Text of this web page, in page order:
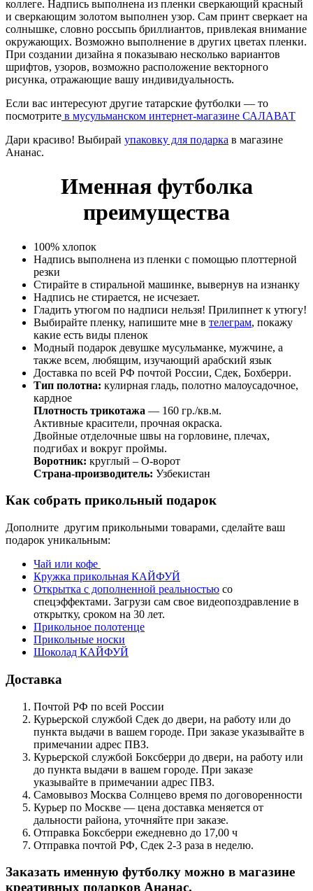
коллеге. Надпись выполнена из пленки сверкающий красный
и сверкающим золотом выполнен узор. Сам принт сверкает на
солнышке, словно россыпь бриллиантов, привлекая внимание
окружающих. Возможно выполнение в других цветах пленки.
При создании дизайна я показываю несколько вариантов
шрифтов, узоров, возможно расположение векторного
рисунка, отражающие вашу индивидуальность.
Если вас интересуют другие татарские футболки — то
посмотрите в мусульманском интернет-магазине САЛАВАТ
Дари красиво! Выбирай упаковку для подарка в магазине
Ананас.
Именная футболка
преимущества
100% хлопок
Надпись выполнена из пленки с помощью плоттерной
резки
Стирайте в стиральной машинке, вывернув на изнанку
Надпись не стирается, не исчезает.
Гладить утюгом по надписи нельзя! Прилипнет к утюгу!
Выбирайте пленку, напишите мне в телеграм, покажу
какие есть виды пленок
Модный подарок девушке мусульманке, мужчине, а
также всем, любящим, изучающий арабский язык
Доставка по всей РФ почтой России, Сдек, Бохберри.
Тип полотна: кулирная гладь, полотно малоусадочное,
кардное
Плотность трикотажа — 160 гр./кв.м.
Активные красители, прочная окраска.
Двойные отделочные швы на горловине, плечах,
подгибах и вокруг проймы.
Воротник: круглый – О-ворот
Страна-производитель: Узбекистан
Как собрать прикольный подарок
Дополните другим прикольными товарами, сделайте ваш
подарок уникальным:
Чай или кофе
Кружка прикольная КАЙФУЙ
Открытка с дополненной реальностью со
спецэффектами. Загрузи сам свое видеопоздравление в
открытку, сроком на 30 лет.
Прикольное полотенце
Прикольные носки
Шоколад КАЙФУЙ
Доставка
Почтой РФ по всей России
Курьерской службой Сдек до двери, на работу или до
пункта выдачи в вашем городе. При заказе указывайте в
примечании адрес ПВЗ.
Курьерской службой Боксберри до двери, на работу или
до пункта выдачи в вашем городе. При заказе
указывайте в примечании адрес ПВЗ.
Самовывоз Москва Солнцево время по договоренности
Курьер по Москве — цена доставка меняется от
дальности района, уточняйте при заказе.
Отправка Боксберри ежедневно до 17,00 ч
Отправка почтой РФ, Сдек 2-3 раза в неделю.
Заказать именную футболку можно в магазине
креативных подарков Ананас.